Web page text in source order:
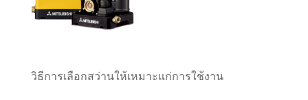
วิธีการเลือกสว่านให้เหมาะแก่การใช้งาน